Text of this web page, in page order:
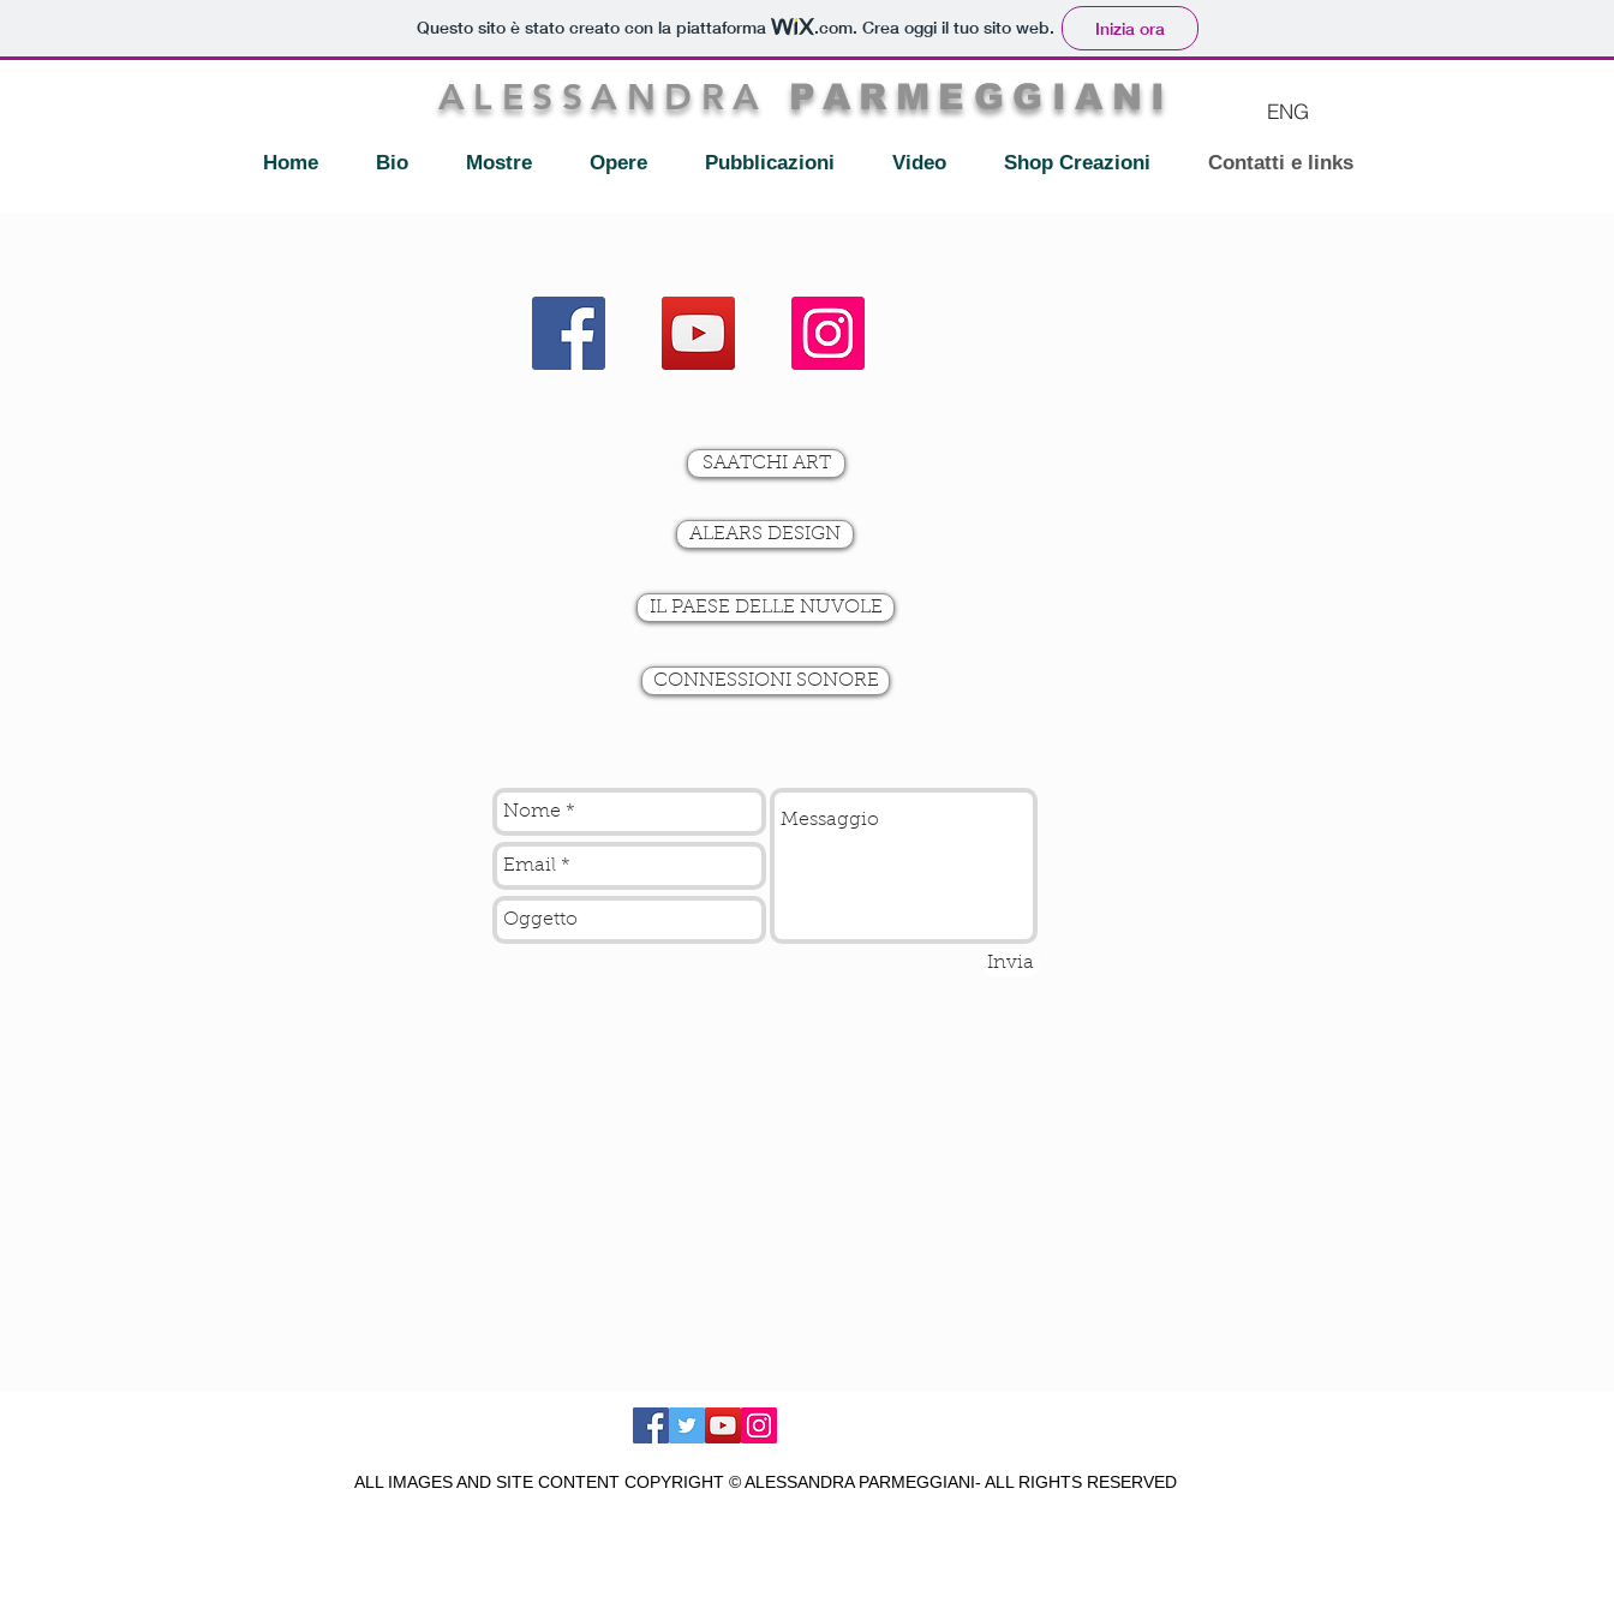
Questo sito è stato creato con la piattaforma .com. Crea oggi il tuo sito web. Inizia ora
ALESSANDRA PARMEGGIANI
Home Bio Mostre Opere Pubblicazioni Video Shop Creazioni Contatti e links
ENG
SAATCHI ART
ALEARS DESIGN
IL PAESE DELLE NUVOLE
CONNESSIONI SONORE
Invia
ALL IMAGES AND SITE CONTENT COPYRIGHT © ALESSANDRA PARMEGGIANI- ALL RIGHTS RESERVED